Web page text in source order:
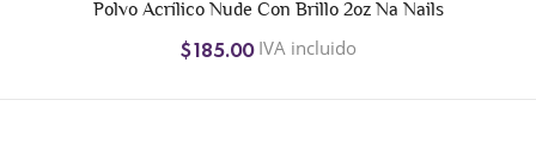
Polvo Acrílico Nude Con Brillo 2oz Na Nails
$185.00IVA incluido